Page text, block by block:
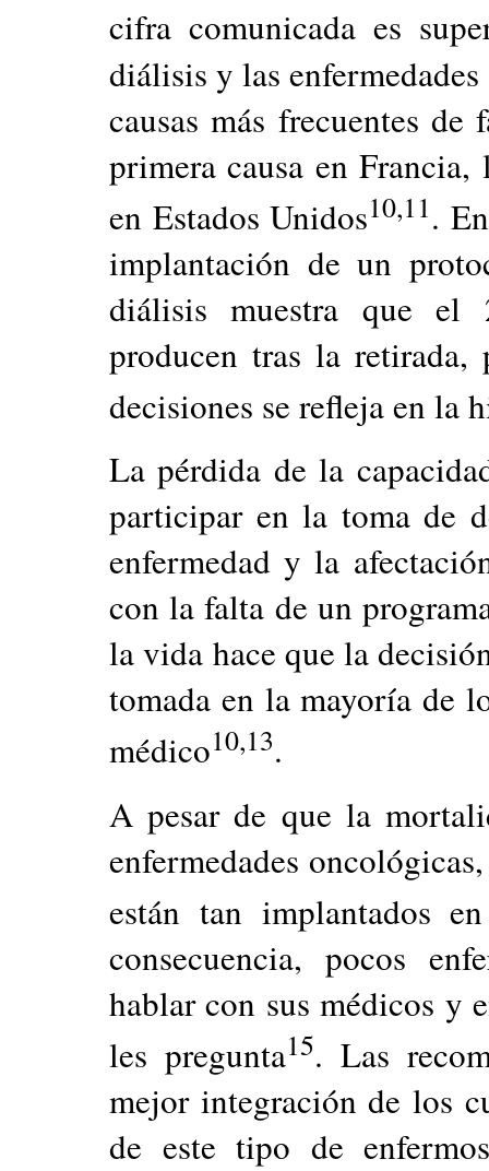
cifra comunicada es
diálisis y las
causas más frecuentes
primera causa en
en Estados Unidos10,11 .
implantación de un
diálisis muestra que el
producen tras la retirada,
decisiones se refleja en la
La pérdida de la
participar en la toma de
enfermedad y la
con la falta de un
la vida hace que la
tomada en la mayoría de
médico10,13.
A pesar de que la
enfermedades
están tan implantados
consecuencia, pocos
hablar con sus médicos y
les pregunta15. Las
mejor integración de los
de este tipo de